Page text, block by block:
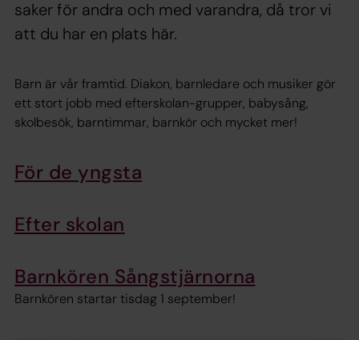
saker för andra och med varandra, då tror vi
att du har en plats här.
Barn är vår framtid. Diakon, barnledare och musiker gör
ett stort jobb med efterskolan-grupper, babysång,
skolbesök, barntimmar, barnkör och mycket mer!
För de yngsta
Efter skolan
Barnkören Sångstjärnorna
Barnkören startar tisdag 1 september!